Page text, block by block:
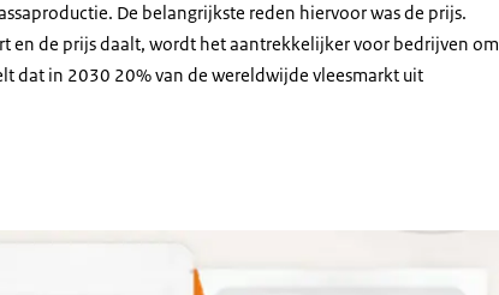
De belangrijkste reden hiervoor was de prijs.
en de prijs daalt, wordt het aantrekkelijker voor bedrijven om
dat in 2030 20% van de wereldwijde vleesmarkt uit